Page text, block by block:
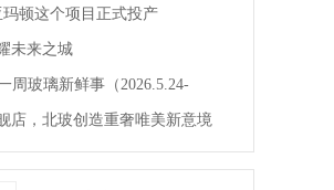
顿这个项目正式投产
未来之城
周玻璃新鲜事（2026.5.24-
店，北玻创造重奢唯美新意境